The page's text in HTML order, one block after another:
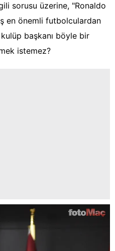
sorusu üzerine, "Ronaldo
en önemli futbolculardan
kulüp başkanı böyle bir
istemez?